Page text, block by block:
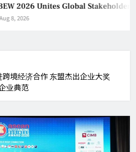
2026 Unites Global Stakeholders
8, 2026
境经济合作 东盟杰出企业大奖
业典范